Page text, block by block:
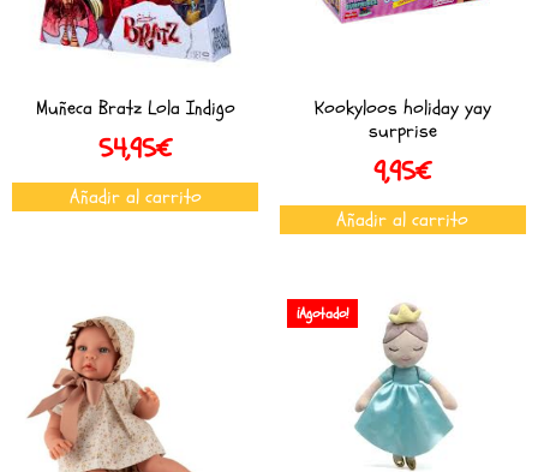
Muñeca Bratz Lola Indigo
54,95€
Añadir al carrito
Kookyloos holiday yay
surprise
9,95€
Añadir al carrito
¡Agotado!